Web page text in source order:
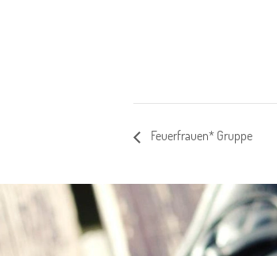
Feuerfrauen* Gruppe